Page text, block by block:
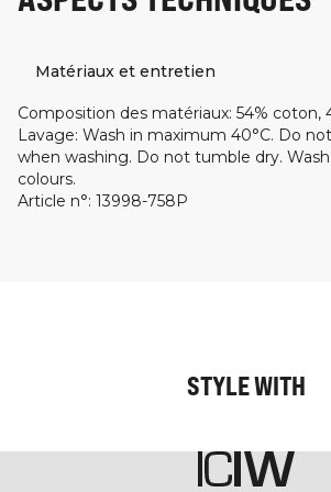
Matériaux et entretien
Composition des matériaux: 54% coton,
Lavage: Wash in maximum 40°C. Do
when washing. Do not tumble dry.
colours.
Article n°: 13998-758P
STYLE WITH